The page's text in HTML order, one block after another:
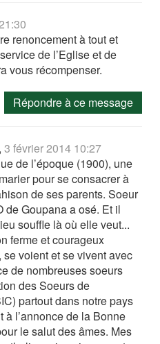
renoncement à tout et
de l’Eglise et de
vous récompenser.
Répondre à ce message
,3 février 2014 10:27
de l’époque (1900), une
pour se consacrer à
de ses parents. Soeur
de Goupana a osé. Et il
souffle là où elle veut...
ferme et courageux
voient et se vivent avec
de nombreuses soeurs
des Soeurs de
partout dans notre pays
à l’annonce de la Bonne
le salut des âmes. Mes